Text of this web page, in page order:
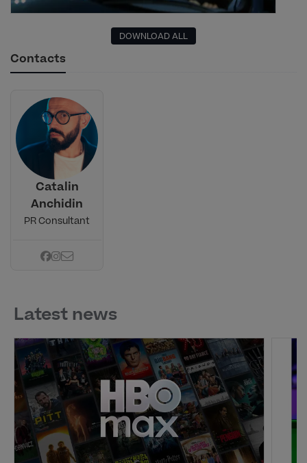
DOWNLOAD ALL
Contacts
Catalin
Anchidin
PR Consultant
Latest news